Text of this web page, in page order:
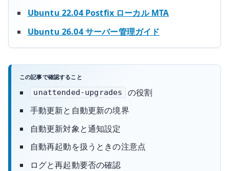
Ubuntu 22.04 Postfix ローカル MTA
Ubuntu 26.04 サーバー管理ガイド
この記事で確認すること
unattended-upgrades
の役割
手動更新と自動更新の境界
自動更新対象と通知設定
自動再起動を扱うときの注意点
ログと再起動要否の確認